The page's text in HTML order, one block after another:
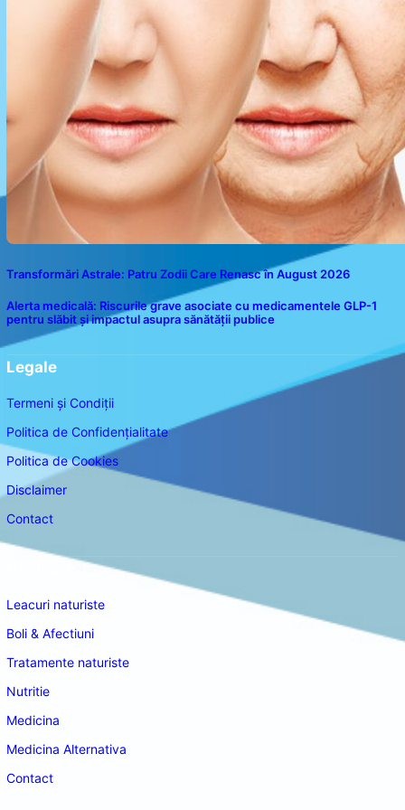
Transformări Astrale: Patru Zodii Care Renasc în August 2026
Alerta medicală: Riscurile grave asociate cu medicamentele GLP-1
pentru slăbit și impactul asupra sănătății publice
Legale
Termeni și Condiții
Politica de Confidențialitate
Politica de Cookies
Disclaimer
Contact
Leacuri naturiste
Boli & Afectiuni
Tratamente naturiste
Nutritie
Medicina
Medicina Alternativa
Contact